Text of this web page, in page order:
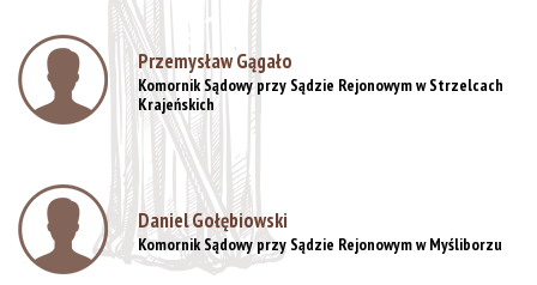
Przemysław Gągało
Komornik Sądowy przy Sądzie Rejonowym w Strzelcach
Krajeńskich
Daniel Gołębiowski
Komornik Sądowy przy Sądzie Rejonowym w Myśliborzu